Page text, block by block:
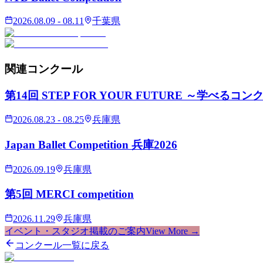
2026.08.09 - 08.11 千葉県
関連コンクール
第14回 STEP FOR YOUR FUTURE ～学べるコン
2026.08.23 - 08.25 兵庫県
Japan Ballet Competition 兵庫2026
2026.09.19 兵庫県
第5回 MERCI competition
2026.11.29
兵庫県
イベント・スタジオ掲載のご案内View More →
コンクール一覧に戻る